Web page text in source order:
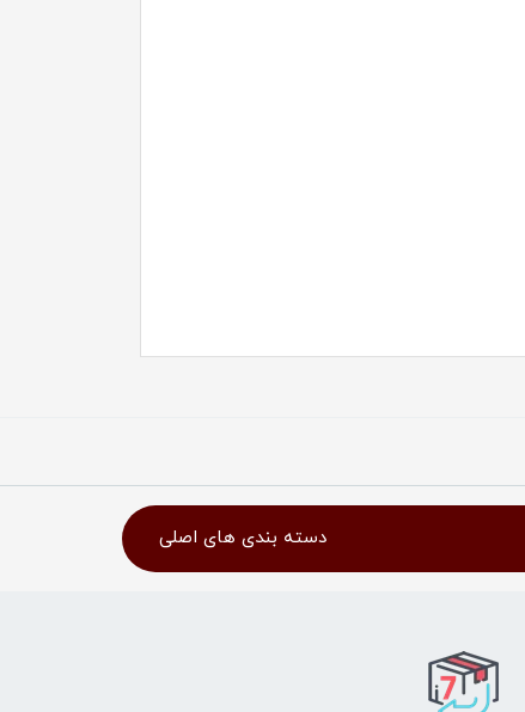
دسته بندی های اصلی